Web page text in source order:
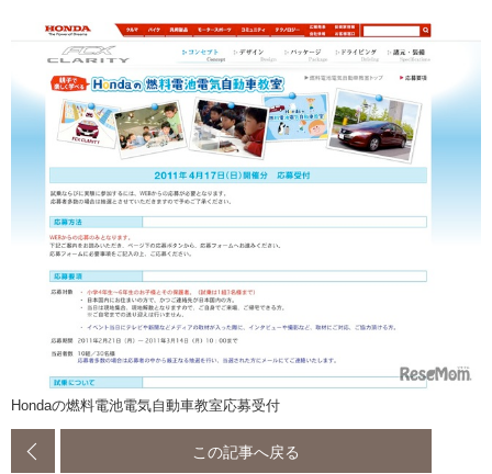
Hondaの燃料電池電気自動車教室応募受付
この記事へ戻る